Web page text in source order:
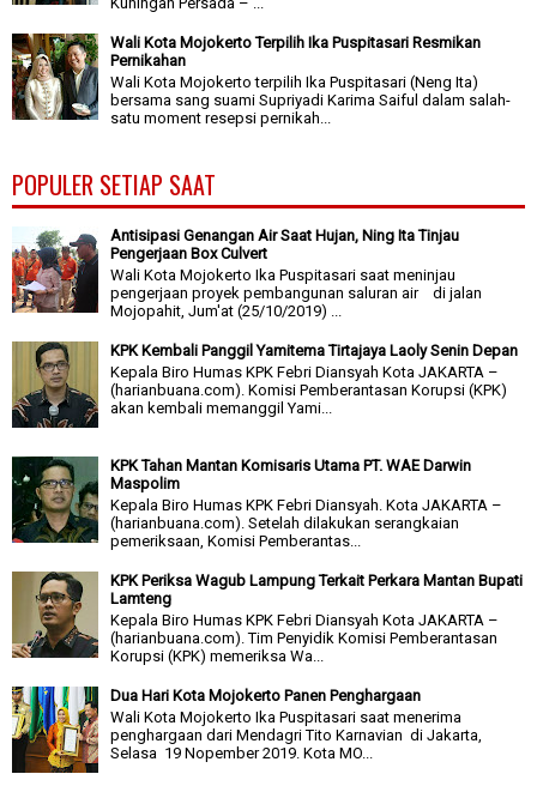
Wali Kota Mojokerto Terpilih Ika Puspitasari Resmikan
Pernikahan
Wali Kota Mojokerto terpilih Ika Puspitasari (Neng Ita)
bersama sang suami Supriyadi Karima Saiful dalam salah-
satu moment resepsi pernikah...
POPULER SETIAP SAAT
Antisipasi Genangan Air Saat Hujan, Ning Ita Tinjau
Pengerjaan Box Culvert
Wali Kota Mojokerto Ika Puspitasari saat meninjau
pengerjaan proyek pembangunan saluran air di jalan
Mojopahit, Jum'at (25/10/2019) ...
KPK Kembali Panggil Yamitema Tirtajaya Laoly Senin Depan
Kepala Biro Humas KPK Febri Diansyah Kota JAKARTA –
(harianbuana.com). Komisi Pemberantasan Korupsi (KPK)
akan kembali memanggil Yami...
KPK Tahan Mantan Komisaris Utama PT. WAE Darwin
Maspolim
Kepala Biro Humas KPK Febri Diansyah. Kota JAKARTA –
(harianbuana.com). Setelah dilakukan serangkaian
pemeriksaan, Komisi Pemberantas...
KPK Periksa Wagub Lampung Terkait Perkara Mantan Bupati
Lamteng
Kepala Biro Humas KPK Febri Diansyah Kota JAKARTA –
(harianbuana.com). Tim Penyidik Komisi Pemberantasan
Korupsi (KPK) memeriksa Wa...
Dua Hari Kota Mojokerto Panen Penghargaan
Wali Kota Mojokerto Ika Puspitasari saat menerima
penghargaan dari Mendagri Tito Karnavian di Jakarta,
Selasa 19 Nopember 2019. Kota MO...